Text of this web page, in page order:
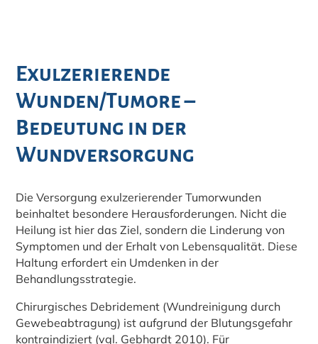
Exulzerierende
Wunden/Tumore –
Bedeutung in der
Wundversorgung
Die Versorgung exulzerierender Tumorwunden
beinhaltet besondere Herausforderungen. Nicht die
Heilung ist hier das Ziel, sondern die Linderung von
Symptomen und der Erhalt von Lebensqualität. Diese
Haltung erfordert ein Umdenken in der
Behandlungsstrategie.
Chirurgisches Debridement (Wundreinigung durch
Gewebeabtragung) ist aufgrund der Blutungsgefahr
kontraindiziert (vgl. Gebhardt 2010). Für